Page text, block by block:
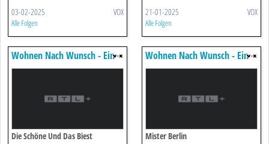
03-02-2025 VOX
Alle Folgen
21-01-2025 VOX
Alle Folgen
Wohnen Nach Wunsch - Ein
Duo Für Vier Wände
Die Schöne Und Das Biest
Wohnen Nach Wunsch - Ein
Duo Für Vier Wände
Mister Berlin